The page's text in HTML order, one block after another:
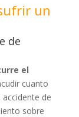
un
de
el
cuanto
de
sobre